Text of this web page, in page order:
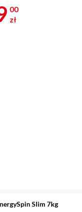
1 199 zł
00
zł
Slim 7kg